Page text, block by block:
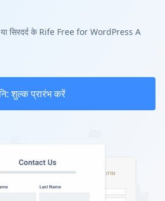
या सिरदर्द के Rife Free for WordPress A
शुल्क प्रारंभ करें